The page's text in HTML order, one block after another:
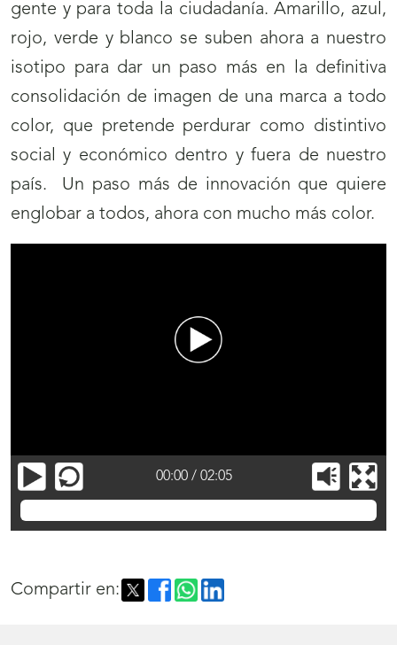
gente y para toda la ciudadanía. Amarillo, azul,
rojo, verde y blanco se suben ahora a nuestro
isotipo para dar un paso más en la definitiva
consolidación de imagen de una marca a todo
color, que pretende perdurar como distintivo
social y económico dentro y fuera de nuestro
país. Un paso más de innovación que quiere
englobar a todos, ahora con mucho más color.
Tarjeta de visita
00:00 / 02:05
Compartir en: